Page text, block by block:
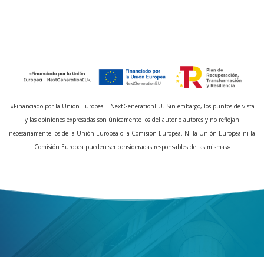
«Financiado por la Unión Europea – NextGenerationEU. Sin embargo, los puntos de vista
y las opiniones expresadas son únicamente los del autor o autores y no reflejan
necesariamente los de la Unión Europea o la Comisión Europea. Ni la Unión Europea ni la
Comisión Europea pueden ser consideradas responsables de las mismas»